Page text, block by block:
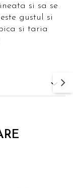
si sa se
gustul si
si taria